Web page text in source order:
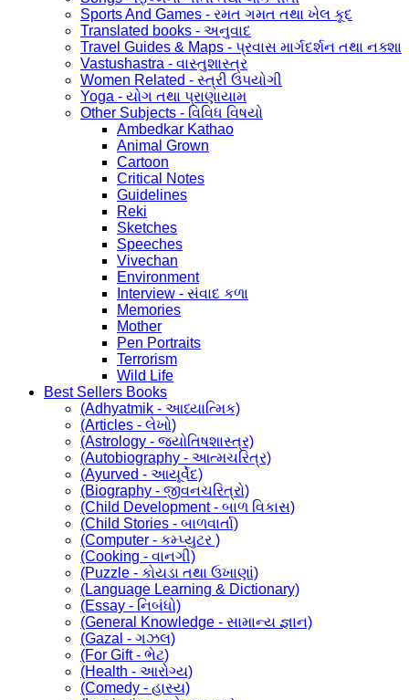
Sports And Games - રમત ગમત તથા ખેલ કૂદ
Translated books - અનુવાદ
Travel Guides & Maps - પ્રવાસ માર્ગદર્શન તથા નક્શા
Vastushastra - વાસ્તુશાસ્ત્ર
Women Related - સ્ત્રી ઉપયોગી
Yoga - યોગ તથા પ્રાણાયામ
Other Subjects - વિવિધ વિષયો
Ambedkar Kathao
Animal Grown
Cartoon
Critical Notes
Guidelines
Reki
Sketches
Speeches
Vivechan
Environment
Interview - સંવાદ કળા
Memories
Mother
Pen Portraits
Terrorism
Wild Life
Best Sellers Books
(Adhyatmik - આધ્યાત્મિક)
(Articles - લેખો)
(Astrology - જ્યોતિષશાસ્ત્ર)
(Autobiography - આત્મચરિત્ર)
(Ayurved - આયૂર્વેદ)
(Biography - જીવનચરિત્રો)
(Child Development - બાળ વિકાસ)
(Child Stories - બાળવાર્તા)
(Computer - કમ્પ્યુટર )
(Cooking - વાનગી)
(Puzzle - કોયડા તથા ઉખાણાં)
(Language Learning & Dictionary)
(Essay - નિબંધો)
(General Knowledge - સામાન્ય જ્ઞાન)
(Gazal - ગઝલ)
(For Gift - ભેટ)
(Health - આરોગ્ય)
(Comedy - હાસ્ય)